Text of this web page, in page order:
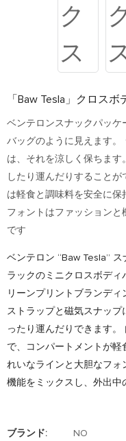
「Baw Tesla」クロス
ベンテロンスナックパッケ
バッグのように見えます。
は、それを涼しく保ちます
したり運んだりすること
は軽食と調味料を安全に
フォントはファッション
です
ベンテロン “Baw Tesla”
ラックのミニクロスボディ
リーンプリントブランデ
ストラップと磁気スナッ
ったり運んだりできます
で、コンパートメントが軽
れいなラインと大胆なフォ
機能をミックスし、外出中
ブランド: NO